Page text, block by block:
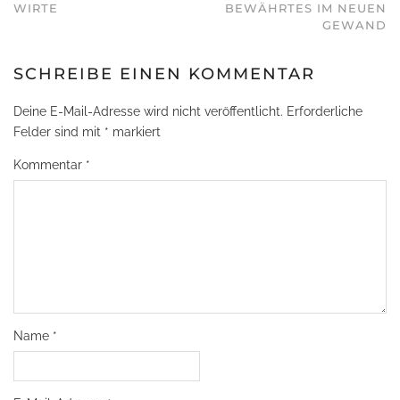
WIRTE
BEWÄHRTES IM NEUEN
GEWAND
SCHREIBE EINEN KOMMENTAR
Deine E-Mail-Adresse wird nicht veröffentlicht. Erforderliche
Felder sind mit * markiert
Kommentar *
Name *